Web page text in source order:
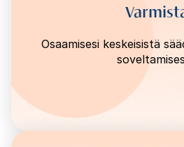
Osaamisesi keskeisistä